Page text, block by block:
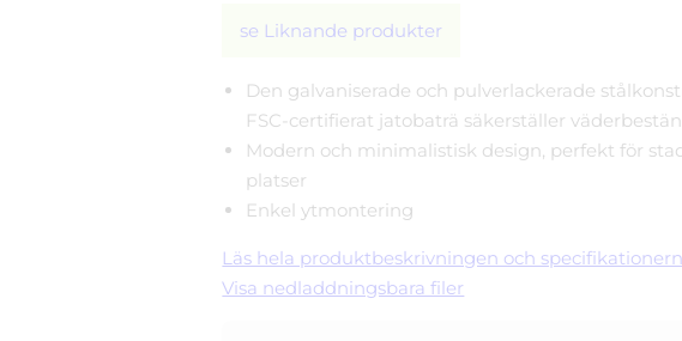
se Liknande produkter
Den galvaniserade och pulverlackerade
FSC-certifierat jatobaträ säkerställer
Modern och minimalistisk design, perfekt för
platser
Enkel ytmontering
Läs hela produktbeskrivningen och
Visa nedladdningsbara filer